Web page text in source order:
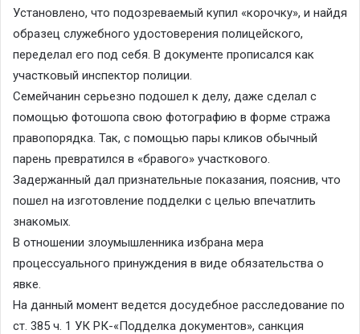
Установлено, что подозреваемый купил «корочку», и найдя
образец служебного удостоверения полицейского,
переделал его под себя. В документе прописался как
участковый инспектор полиции.
Семейчанин серьезно подошел к делу, даже сделал с
помощью фотошопа свою фотографию в форме стража
правопорядка. Так, с помощью пары кликов обычный
парень превратился в «бравого» участкового.
Задержанный дал признательные показания, пояснив, что
пошел на изготовление подделки с целью впечатлить
знакомых.
В отношении злоумышленника избрана мера
процессуального принуждения в виде обязательства о
явке.
На данный момент ведется досудебное расследование по
ст. 385 ч. 1 УК РК-«Подделка документов», санкция